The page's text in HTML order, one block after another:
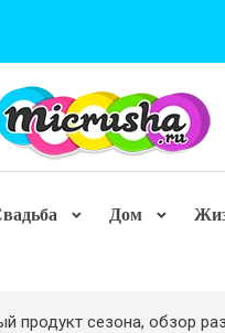
Дом
продукт сезона, обзор